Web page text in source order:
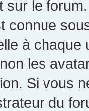
le
connue
à chaque
les
Si vous
du